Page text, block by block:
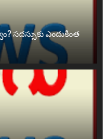
సదస్సుకు ఎందుకింత